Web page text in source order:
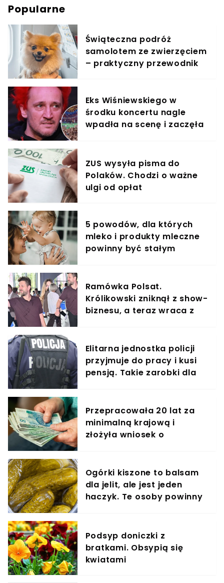
Popularne
Świąteczna podróż
samolotem ze zwierzęciem
– praktyczny przewodnik
Eks Wiśniewskiego w
środku koncertu nagle
wpadła na scenę i zaczęła
ZUS wysyła pisma do
Polaków. Chodzi o ważne
ulgi od opłat
5 powodów, dla których
mleko i produkty mleczne
powinny być stałym
Ramówka Polsat.
Królikowski zniknął z show-
biznesu, a teraz wraca z
Elitarna jednostka policji
przyjmuje do pracy i kusi
pensją. Takie zarobki dla
Przepracowała 20 lat za
minimalną krajową i
złożyła wniosek o
Ogórki kiszone to balsam
dla jelit, ale jest jeden
haczyk. Te osoby powinny
Podsyp doniczki z
bratkami. Obsypią się
kwiatami